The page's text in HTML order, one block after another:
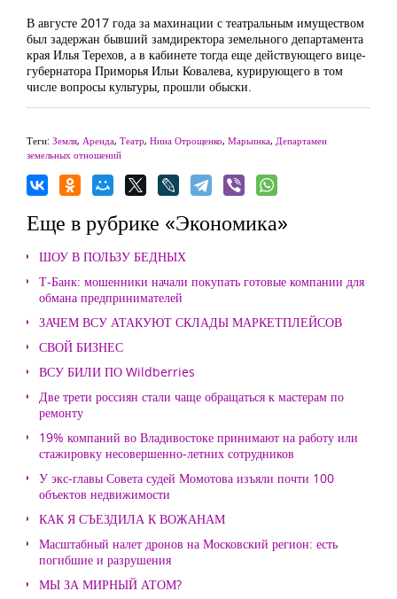
В августе 2017 года за махинации с театральным имуществом
был задержан бывший замдиректора земельного департамента
края Илья Терехов, а в кабинете тогда еще действующего вице-
губернатора Приморья Ильи Ковалева, курирующего в том
числе вопросы культуры, прошли обыски.
Теги: Земля, Аренда, Театр, Нина Отрощенко, Марьинка, Департамен
земельных отношений
Еще в рубрике «Экономика»
ШОУ В ПОЛЬЗУ БЕДНЫХ
Т-Банк: мошенники начали покупать готовые компании для
обмана предпринимателей
ЗАЧЕМ ВСУ АТАКУЮТ СКЛАДЫ МАРКЕТПЛЕЙСОВ
СВОЙ БИЗНЕС
ВСУ БИЛИ ПО Wildberries
Две трети россиян стали чаще обращаться к мастерам по
ремонту
19% компаний во Владивостоке принимают на работу или
стажировку несовершенно-летних сотрудников
У экс-главы Совета судей Момотова изъяли почти 100
объектов недвижимости
КАК Я СЪЕЗДИЛА К ВОЖАНАМ
Масштабный налет дронов на Московский регион: есть
погибшие и разрушения
МЫ ЗА МИРНЫЙ АТОМ?